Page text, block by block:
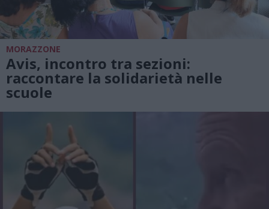
MORAZZONE
Avis, incontro tra sezioni:
raccontare la solidarietà nelle
scuole